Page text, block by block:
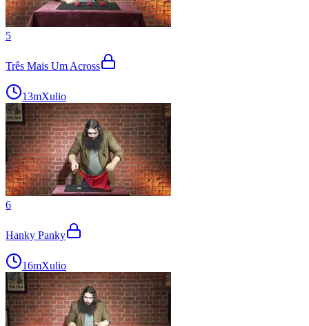
5
Três Mais Um Across
13mXulio
6
Hanky Panky
16mXulio